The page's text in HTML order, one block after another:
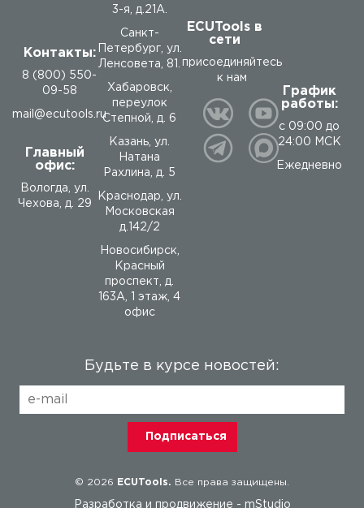
Контакты:
8 (800) 550-
09-58
mail@ecutools.ru
Главный
офис:
Вологда
ул.
Чехова, д. 29
3-я, д.21А.
Санкт-
Петербург, ул.
Ленсовета, 81.
Хабаровск,
переулок
Степной, д. 6
Казань, ул.
Натана
Рахлина, д. 5
Краснодар, ул.
Московская
д.142/2
Новосибирск,
Красный
проспект, д.
163А, 1 этаж, 4
офис
ECUTools в
сети
присоединяйтесь
к нам
График
работы:
с 09:00 до
24:00 МСК
Ежедневно
Будьте в курсе новостей:
© 2026 ECUTools. Все права защищены.
Разработка и продвижение - mStudio